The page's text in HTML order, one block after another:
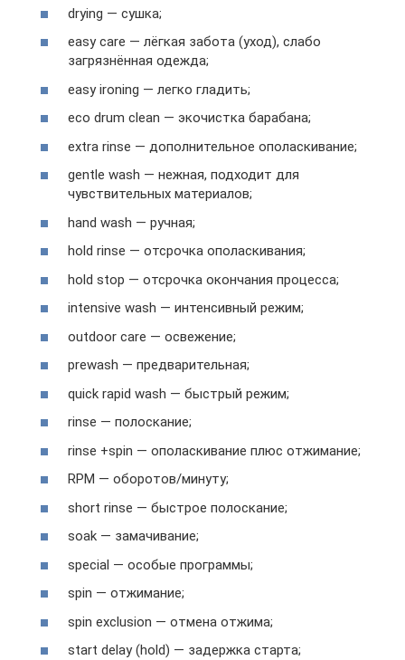
drying — сушка;
easy care — лёгкая забота (уход), слабо
загрязнённая одежда;
easy ironing — легко гладить;
eco drum clean — экочистка барабана;
extra rinse — дополнительное ополаскивание;
gentle wash — нежная, подходит для
чувствительных материалов;
hand wash — ручная;
hold rinse — отсрочка ополаскивания;
hold stop — отсрочка окончания процесса;
intensive wash — интенсивный режим;
outdoor care — освежение;
prewash — предварительная;
quick rapid wash — быстрый режим;
rinse — полоскание;
rinse +spin — ополаскивание плюс отжимание;
RPM — оборотов/минуту;
short rinse — быстрое полоскание;
soak — замачивание;
special — особые программы;
spin — отжимание;
spin exclusion — отмена отжима;
start delay (hold) — задержка старта;